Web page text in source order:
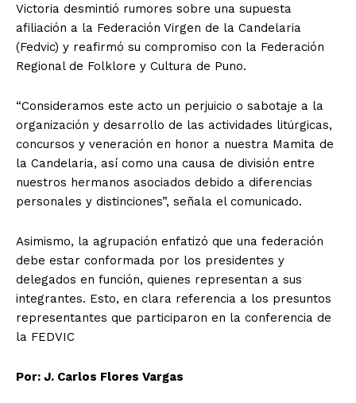
Victoria desmintió rumores sobre una supuesta
afiliación a la Federación Virgen de la Candelaria
(Fedvic) y reafirmó su compromiso con la Federación
Regional de Folklore y Cultura de Puno.
“Consideramos este acto un perjuicio o sabotaje a la
organización y desarrollo de las actividades litúrgicas,
concursos y veneración en honor a nuestra Mamita de
la Candelaria, así como una causa de división entre
nuestros hermanos asociados debido a diferencias
personales y distinciones”, señala el comunicado.
Asimismo, la agrupación enfatizó que una federación
debe estar conformada por los presidentes y
delegados en función, quienes representan a sus
integrantes. Esto, en clara referencia a los presuntos
representantes que participaron en la conferencia de
la FEDVIC
Por: J. Carlos Flores Vargas